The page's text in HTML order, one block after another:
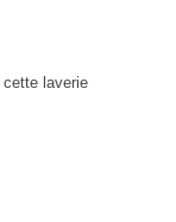
cette laverie